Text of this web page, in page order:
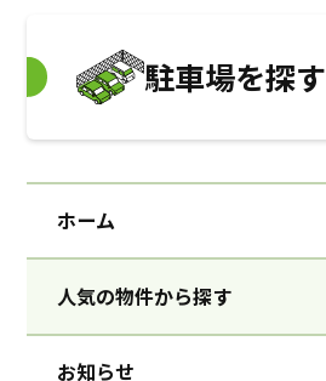
駐車場を探す
ホーム
人気の物件から探す
お知らせ